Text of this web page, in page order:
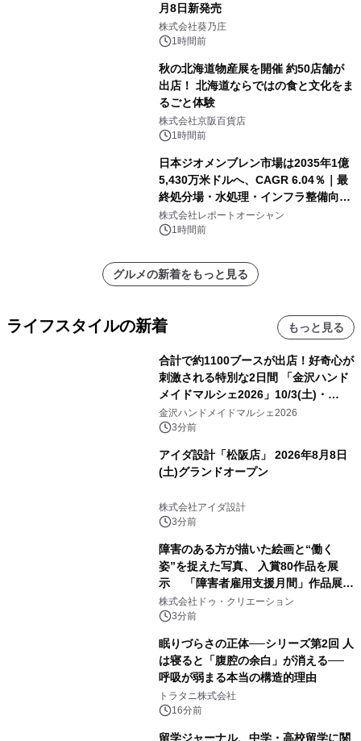
月8日新発売
株式会社葵乃庄
1時間前
秋の北海道物産展を開催 約50店舗が
出店！ 北海道ならではの食と文化をま
るごと体験
株式会社京阪百貨店
1時間前
日本ジオメンブレン市場は2035年1億
5,430万米ドルへ、CAGR 6.04％｜最
終処分場・水処理・インフラ整備向け
需要拡大
株式会社レポートオーシャン
1時間前
グルメの新着をもっと見る
ライフスタイルの新着 もっと見る
合計で約1100ブースが出店！好奇心が
刺激される特別な2日間 「金沢ハンド
メイドマルシェ2026」10/3(土)・
10/4(日)開催
金沢ハンドメイドマルシェ2026
3分前
アイダ設計「松阪店」 2026年8月8日
(土)グランドオープン
株式会社アイダ設計
3分前
障害のある方が描いた絵画と“働く
姿”を捉えた写真、 入賞80作品を展
示 「障害者雇用支援月間」作品展示
会を 東京・愛知で開催
株式会社ドゥ・クリエーション
3分前
眠りづらさの正体──シリーズ第2回 人
は寝ると「腹腔の余白」が消える──
呼吸が弱まる本当の構造的理由
トラタニ株式会社
16分前
留学ジャーナル、中学・高校留学に関